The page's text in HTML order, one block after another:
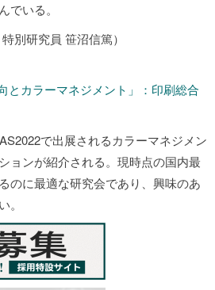
でいる。
特別研究員 笹沼信篤）
カラーマネジメント」：印刷総合
で出展されるカラーマネジメン
ョンが紹介される。現時点の国内最
のに最適な研究会であり、興味のあ